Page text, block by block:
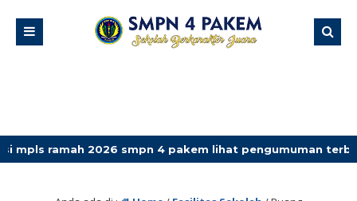
2026 smpn 4 pakem lihat pengumuman terbaru